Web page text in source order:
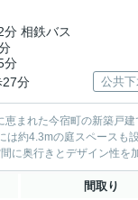
分 相鉄バス
分
27分 公共下
まれた今宿町の新築戸
スも設けられています。 約17
に奥行きとデザイン性を
間取り